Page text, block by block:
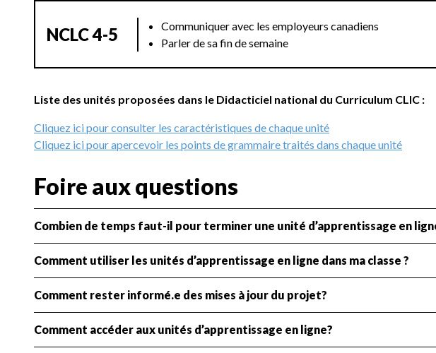
NCLC 4-5
Communiquer avec les employeurs canadiens
Parler de sa fin de semaine
Liste des unités proposées dans le Didacticiel national du Curriculum CLIC :
Cliquez ici pour consulter les caractéristiques de chaque unité
Cliquez ici pour apercevoir les points de grammaire traités dans chaque unité
Foire aux questions
Combien de temps faut-il pour terminer une unité d’apprentissage en
Comment utiliser les unités d’apprentissage en ligne dans ma classe ?
Comment rester informé.e des mises à jour du projet?
Comment accéder aux unités d’apprentissage en ligne?